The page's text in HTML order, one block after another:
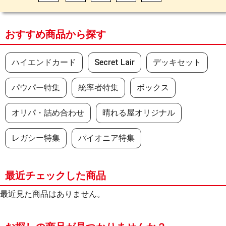
おすすめ商品から探す
ハイエンドカード Secret Lair デッキセット
パウパー特集 統率者特集 ボックス
オリパ・詰め合わせ 晴れる屋オリジナル
レガシー特集 パイオニア特集
最近チェックした商品
最近見た商品はありません。